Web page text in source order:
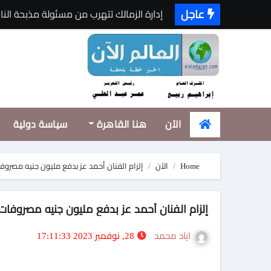
عاجل إدارة الزمالك تتهرب من مسئولة مذبحة
«سارة الحديدي» تواجه الجن زمباهولا على
نديم سمنه: نجاح استراتيجية التصدير
المستشار الدكتور خالد السلامي
نقابة الفنانين والإعلاميين الكويتية
تكليف باسم ثروت حلمي مستشارًا
عبدالله السعيد يفجر أزمة..وعقوبات مالية
عبدالله السعيد يفجر أزمة..وعقوبات مالية علي
الآن هنا القاهرة سياسة دولية
Home الآن إلزام الفنان أحمد عز بدفع مليون جنيه
إلزام الفنان أحمد عز بدفع مليون جنيه
اياد محمد